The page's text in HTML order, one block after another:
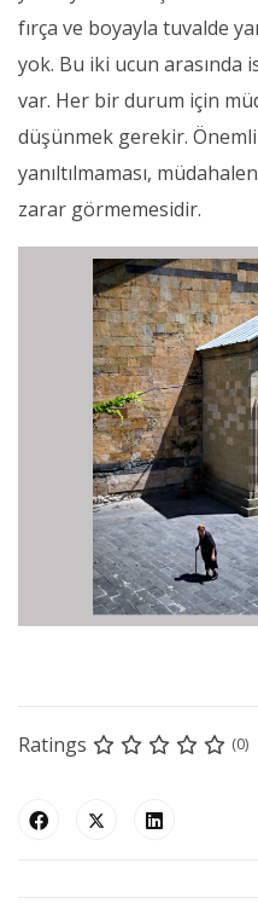
fırça ve boyayla tuvalde
yok. Bu iki ucun arasında
var. Her bir durum için
düşünmek gerekir.
yanıltılmaması,
zarar görmemesidir.
Ratings (0)